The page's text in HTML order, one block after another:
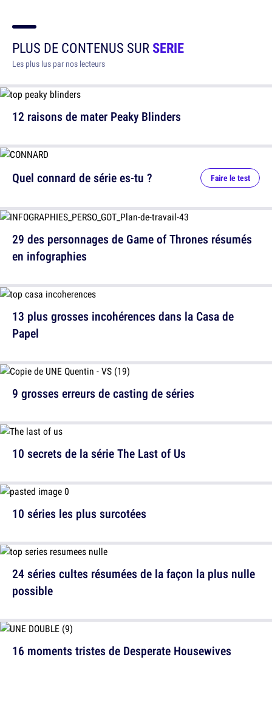
PLUS DE CONTENUS SURSERIE
Les plus lus par nos lecteurs
12 raisons de mater Peaky Blinders
13 plus grosses incohérences dans la Casa de
Papel
10 secrets de la série The Last of Us
24 séries cultes résumées de la façon la plus nulle
possible
Quel connard de série es-tu ? Faire le test
29 des personnages de Game of Thrones résumés
en infographies
9 grosses erreurs de casting de séries
10 séries les plus surcotées
16 moments tristes de Desperate Housewives